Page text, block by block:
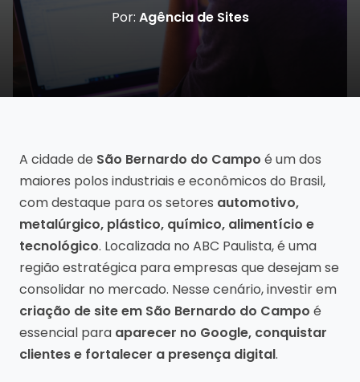
Por: Agência de Sites
A cidade de São Bernardo do Campo é um dos
maiores polos industriais e econômicos do Brasil,
com destaque para os setores automotivo,
metalúrgico, plástico, químico, alimentício e
tecnológico. Localizada no ABC Paulista, é uma
região estratégica para empresas que desejam se
consolidar no mercado. Nesse cenário, investir em
criação de site em São Bernardo do Campo é
essencial para aparecer no Google, conquistar
clientes e fortalecer a presença digital.